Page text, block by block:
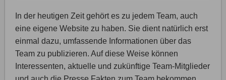
In der heutigen Zeit gehört es zu jedem Team, auch
eine eigene Website zu haben. Sie dient natürlich erst
einmal dazu, umfassende Informationen über das
Team zu publizieren. Auf diese Weise können
Interessenten, aktuelle und zukünftige Team-Mitglieder